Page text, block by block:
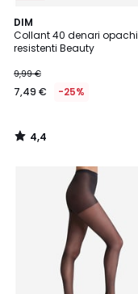
DIM
Collant 40 denari opachi
resistenti Beauty
9,99 €
7,49 € -25%
4,4
/ 5
4,4
/